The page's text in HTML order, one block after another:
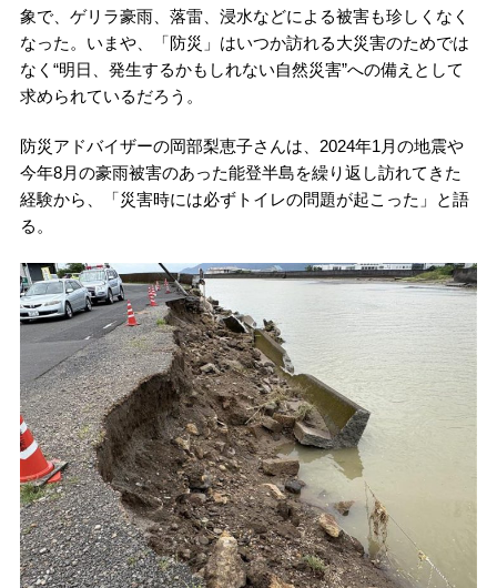
象で、ゲリラ豪雨、落雷、浸水などによる被害も珍しくなく
なった。いまや、「防災」はいつか訪れる大災害のためでは
なく“明日、発生するかもしれない自然災害”への備えとして
求められているだろう。
防災アドバイザーの岡部梨恵子さんは、2024年1月の地震や
今年8月の豪雨被害のあった能登半島を繰り返し訪れてきた
経験から、「災害時には必ずトイレの問題が起こった」と語
る。